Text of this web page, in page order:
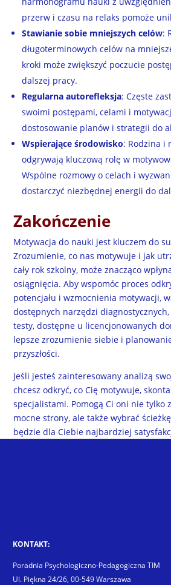
przerw i czasu na relaks pomoże
Stawianie sobie mniejszych celów:
długoterminowych celów na
kroki może zwiększyć poczucie
dalszej pracy.
Regularna autorefleksja: Częste
swoimi postępami, celami i
dostosowanie planów i strategii do
Wspierające środowisko: Rodzina i
odgrywają kluczową rolę w
Wspólne rozmowy o celach i
dostarczyć niezbędnej energii do
Zakończenie
Motywacja do nauki jest kluczem do
Zrozumienie, co nas motywuje i jak
cały rok szkolny, może znacząco
osiągnięcia. Aby wspomóc proces
potencjału i wzmocnienia motywacji,
dostępnych narzędzi
testy, dostępne u licencjonowanych
lepsze zrozumienie siebie i
przyszłości.
Jeśli jesteś zainteresowany analizą
chcesz odkryć, co Cię motywuje,
specjalistami. Pomogą Ci oni nie tylko
mocne strony, ale także wybrać
będzie dla Ciebie najbardziej
KONTAKT:
Poradnia Psychologiczno-Pedagogiczna TIM
Ul. Piękna 24/26, 00-549 Warszawa